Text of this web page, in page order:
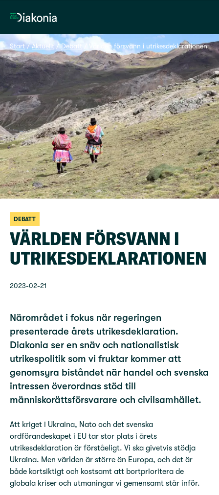
Hem
Start / Aktuellt / Debatt Världen försvann i utrikesdeklarationen
DEBATT
VÄRLDEN FÖRSVANN I
UTRIKESDEKLARATIONEN
2023-02-21
Närområdet i fokus när regeringen
presenterade årets utrikesdeklaration.
Diakonia ser en snäv och nationalistisk
utrikespolitik som vi fruktar kommer att
genomsyra biståndet när handel och svenska
intressen överordnas stöd till
människorättsförsvarare och civilsamhället.
Att kriget i Ukraina, Nato och det svenska
ordförandeskapet i EU tar stor plats i årets
utrikesdeklaration är förståeligt. Vi ska givetvis stödja
Ukraina. Men världen är större än Europa, och det är
både kortsiktigt och kostsamt att bortprioritera de
globala kriser och utmaningar vi gemensamt står inför.